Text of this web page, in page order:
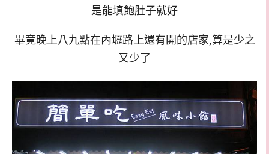
是能填飽肚子就好
畢竟晚上八九點在內壢路上還有開的店家,算是少之
又少了